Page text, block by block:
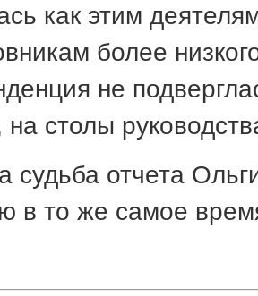
как этим
более
не
столы
судьба отчета
в то же самое